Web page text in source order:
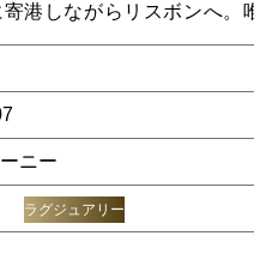
港しながらリスボンへ
ニー
ラグジュアリー